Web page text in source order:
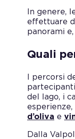
In genere,
effettuare
panorami
Quali
I percorsi
del lago, i
d’oliva e
Dalla